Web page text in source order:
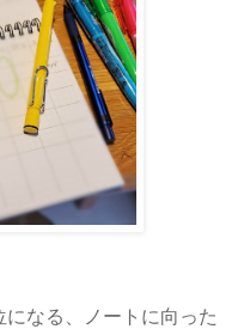
なる、ノートに向った